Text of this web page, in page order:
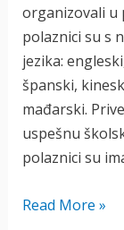
organizovali u
polaznici su s
jezika:
španski,
mađarski.
uspešnu
polaznici su
Kraj
Read More »